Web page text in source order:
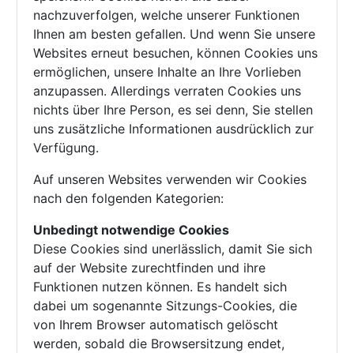
nachzuverfolgen, welche unserer Funktionen
Ihnen am besten gefallen. Und wenn Sie unsere
Websites erneut besuchen, können Cookies uns
ermöglichen, unsere Inhalte an Ihre Vorlieben
anzupassen. Allerdings verraten Cookies uns
nichts über Ihre Person, es sei denn, Sie stellen
uns zusätzliche Informationen ausdrücklich zur
Verfügung.
Auf unseren Websites verwenden wir Cookies
nach den folgenden Kategorien:
Unbedingt notwendige Cookies
Diese Cookies sind unerlässlich, damit Sie sich
auf der Website zurechtfinden und ihre
Funktionen nutzen können. Es handelt sich
dabei um sogenannte Sitzungs-Cookies, die
von Ihrem Browser automatisch gelöscht
werden, sobald die Browsersitzung endet,